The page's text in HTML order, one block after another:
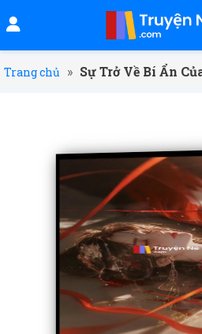
Trang chủ » Sự Trở Về Bí Ẩn